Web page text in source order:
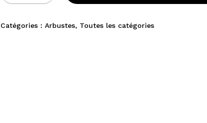
Catégories :Arbustes, Toutes les catégories